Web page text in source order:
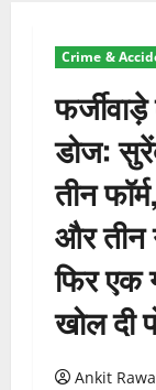
Crime &
डोज:
तीन
और तीन
फिर एक
खोल दी
Ankit